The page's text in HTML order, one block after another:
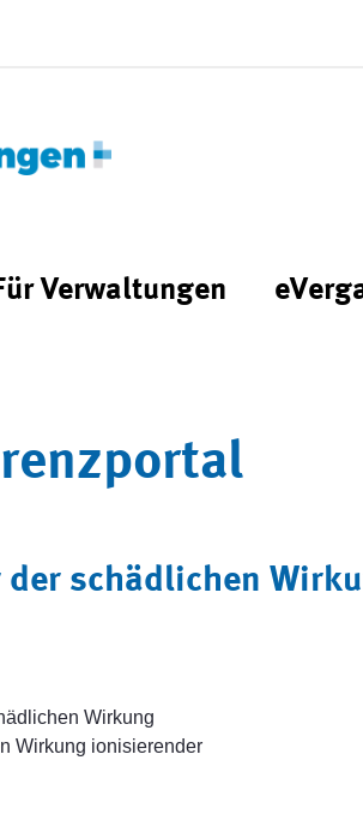
Verwaltungen
der schädlichen
Wirkung
Wirkung ionisierender